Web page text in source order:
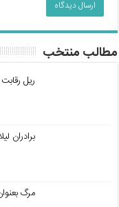
مطالب منتخب
ریل
برادران لیلا
مرگ